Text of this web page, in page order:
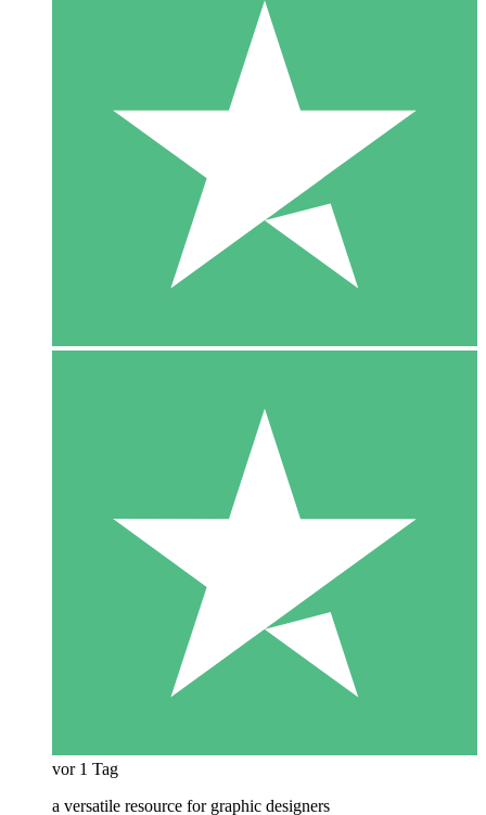
vor 1 Tag
a versatile resource for graphic designers